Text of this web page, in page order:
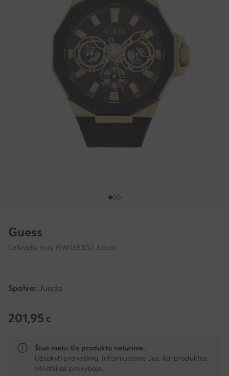
Guess
Laikrodis Indy GW0853G2 Juoda
Spalva: Juoda
201,95 €
201,95 €
Šiuo metu šio produkto neturime.
Užsakyti pranešimą. Informuosime Jus, kai produktas
vėl atsiras prekyboje.